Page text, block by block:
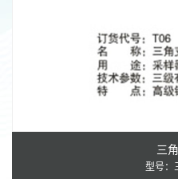
三
型号：